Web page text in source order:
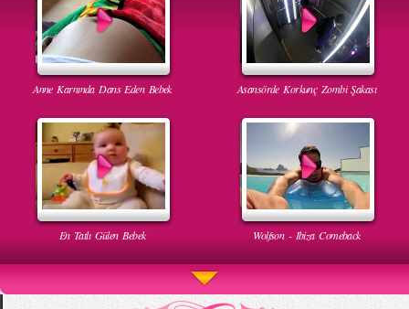
Anne Karnında Dans Eden Bebek Asansörde Korkunç Zombi Şakası
En Tatlı Gülen Bebek Wolfson - Ibiza Comeback